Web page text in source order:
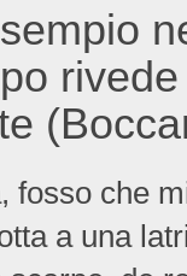
fosso che
a una